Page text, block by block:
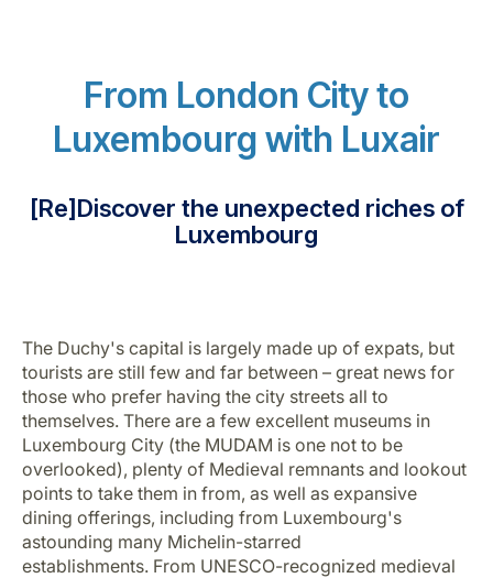
Carrières chez Luxair
From London City to
Luxembourg with Luxair
[Re]Discover the unexpected riches of
Luxembourg
The Duchy's capital is largely made up of expats, but
tourists are still few and far between – great news for
those who prefer having the city streets all to
themselves. There are a few excellent museums in
Luxembourg City (the MUDAM is one not to be
overlooked), plenty of Medieval remnants and lookout
points to take them in from, as well as expansive
dining offerings, including from Luxembourg's
astounding many Michelin-starred
establishments. From UNESCO-recognized medieval